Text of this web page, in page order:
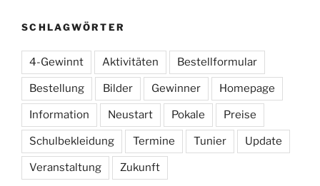
SCHLAGWÖRTER
4-Gewinnt Aktivitäten Bestellformular
Bestellung Bilder Gewinner Homepage
Information Neustart Pokale Preise
Schulbekleidung Termine Tunier Update
Veranstaltung Zukunft